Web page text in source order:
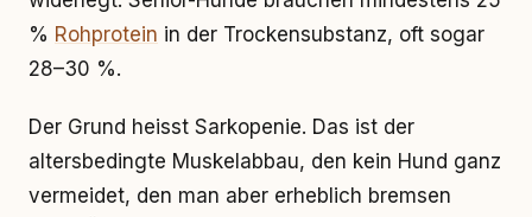
% Rohprotein in der Trockensubstanz, oft sogar
28–30 %.
Der Grund heisst Sarkopenie. Das ist der
altersbedingte Muskelabbau, den kein Hund ganz
vermeidet, den man aber erheblich bremsen